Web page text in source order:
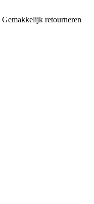
Gemakkelijk retourneren